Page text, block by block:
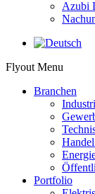
Azubi
Flyout Menu
Branchen
Portfolio